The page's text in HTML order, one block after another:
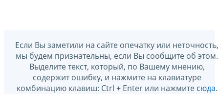
Если Вы заметили на сайте опечатку или неточность,
мы будем признательны, если Вы сообщите об этом.
Выделите текст, который, по Вашему мнению,
содержит ошибку, и нажмите на клавиатуре
комбинацию клавиш: Ctrl + Enter или нажмите сюда.